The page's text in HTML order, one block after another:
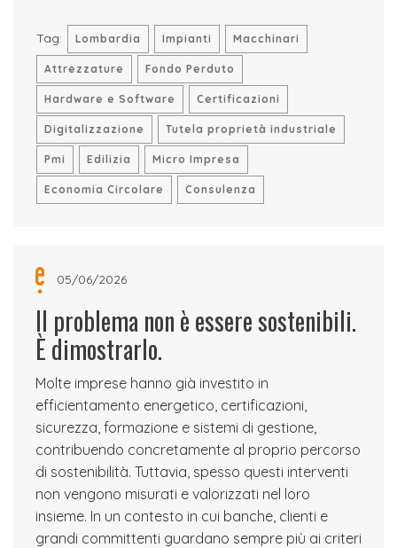
Tag: Lombardia Impianti Macchinari
Attrezzature Fondo Perduto
Hardware e Software Certificazioni
Digitalizzazione Tutela proprietà industriale
Pmi Edilizia Micro Impresa
Economia Circolare Consulenza
05/06/2026
Il problema non è essere sostenibili.
È dimostrarlo.
Molte imprese hanno già investito in
efficientamento energetico, certificazioni,
sicurezza, formazione e sistemi di gestione,
contribuendo concretamente al proprio percorso
di sostenibilità. Tuttavia, spesso questi interventi
non vengono misurati e valorizzati nel loro
insieme. In un contesto in cui banche, clienti e
grandi committenti guardano sempre più ai criteri